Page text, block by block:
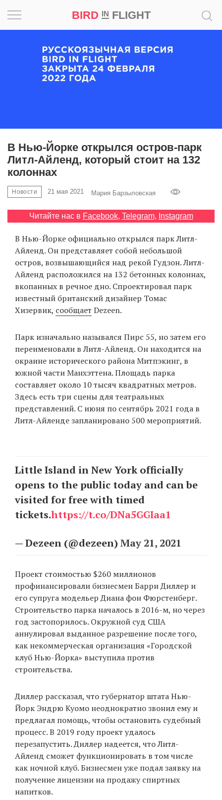
BIRD INFLIGHT
В Нью-Йорке открылся остров-парк
Литл-Айленд, который стоит на 132
колоннах
Новости 21 мая 2021 Мария Барзыловская
Читайте нас в Facebook, Telegram, Instagram
В Нью-Йорке официально открылся парк Литл-
Айленд. Он представляет собой небольшой
остров, возвышающийся над рекой Гудзон. Литл-
Айленд расположился на 132 бетонных колоннах,
вкопанных в речное дно. Спроектировал парк
известный британский дизайнер Томас
Хизервик, сообщает Dezeen.
Парк изначально назывался Пирс 55, но затем его
переименовали в Литл-Айленд. Он находится на
окраине исторического района Митпэкинг, в
южной части Манхэттена. Площадь парка
составляет около 10 тысяч квадратных метров.
Здесь есть три сцены для театральных
представлений. С июня по сентябрь 2021 года в
Литл-Айленде запланировано 500 мероприятий.
Little Island in New York officially
opens to the public today and can be
visited for free with timed
tickets.https://t.co/DNa5GGIaa1
— Dezeen (@dezeen) May 21, 2021
Проект стоимостью $260 миллионов
профинансировали бизнесмен Барри Диллер и
его супруга модельер Диана фон Фюрстенберг.
Строительство парка началось в 2016-м, но через
год застопорилось. Окружной суд США
аннулировал выданное разрешение после того,
как некоммерческая организация «Городской
клуб Нью-Йорка» выступила против
строительства.
Диллер рассказал, что губернатор штата Нью-
Йорк Эндрю Куомо неоднократно звонил ему и
предлагал помощь, чтобы остановить судебный
процесс. В 2019 году проект удалось
перезапустить. Диллер надеется, что Литл-
Айленд сможет функционировать в том числе
как ночной клуб. Бизнесмен уже подал заявку на
получение лицензии на продажу спиртных
напитков.